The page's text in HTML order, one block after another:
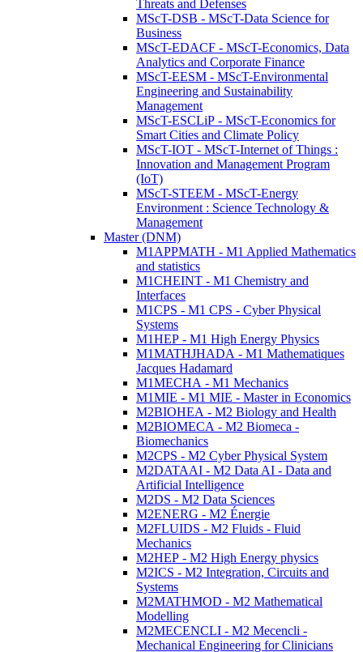
Threats and Defenses
MScT-DSB - MScT-Data Science for
Business
MScT-EDACF - MScT-Economics, Data
Analytics and Corporate Finance
MScT-EESM - MScT-Environmental
Engineering and Sustainability
Management
MScT-ESCLiP - MScT-Economics for
Smart Cities and Climate Policy
MScT-IOT - MScT-Internet of Things :
Innovation and Management Program
(IoT)
MScT-STEEM - MScT-Energy
Environment : Science Technology &
Management
Master (DNM)
M1APPMATH - M1 Applied Mathematics
and statistics
M1CHEINT - M1 Chemistry and
Interfaces
M1CPS - M1 CPS - Cyber Physical
Systems
M1HEP - M1 High Energy Physics
M1MATHJHADA - M1 Mathematiques
Jacques Hadamard
M1MECHA - M1 Mechanics
M1MIE - M1 MIE - Master in Economics
M2BIOHEA - M2 Biology and Health
M2BIOMECA - M2 Biomeca -
Biomechanics
M2CPS - M2 Cyber Physical System
M2DATAAI - M2 Data AI - Data and
Artificial Intelligence
M2DS - M2 Data Sciences
M2ENERG - M2 Énergie
M2FLUIDS - M2 Fluids - Fluid
Mechanics
M2HEP - M2 High Energy physics
M2ICS - M2 Integration, Circuits and
Systems
M2MATHMOD - M2 Mathematical
Modelling
M2MECENCLI - M2 Mecencli -
Mechanical Engineering for Clinicians